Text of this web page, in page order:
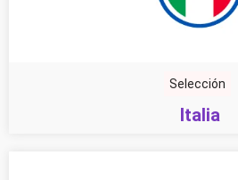
Selección
Italia